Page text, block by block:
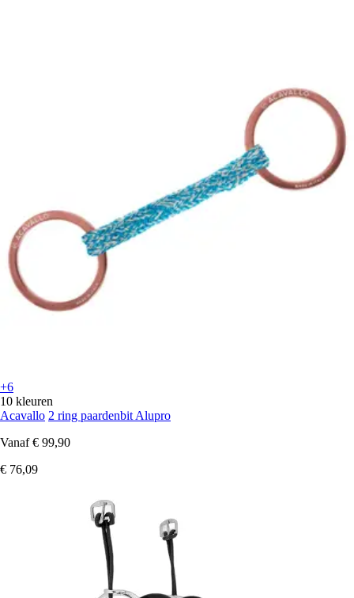
+6
10 kleuren
Acavallo 2 ring paardenbit Alupro
Vanaf € 99,90
€ 76,09